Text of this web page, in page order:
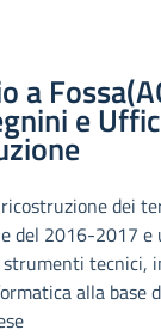
a
e
dei
del 2016-2017 e
strumenti tecnici,
alla base